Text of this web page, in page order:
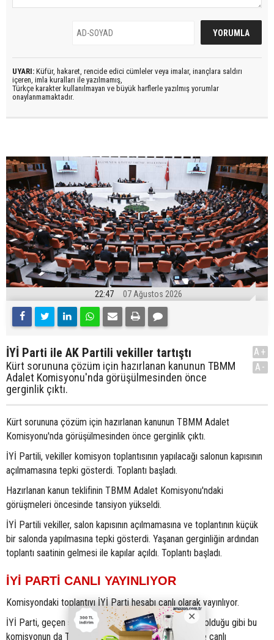
UYARI: Küfür, hakaret, rencide edici cümleler veya imalar, inançlara saldırı
içeren, imla kuralları ile yazılmamış,
Türkçe karakter kullanılmayan ve büyük harflerle yazılmış yorumlar
onaylanmamaktadır.
22:47 07 Ağustos 2026
İYİ Parti ile AK Partili vekiller tartıştı
Kürt sorununa çözüm için hazırlanan kanunun TBMM
Adalet Komisyonu'nda görüşülmesinden önce
gerginlik çıktı.
A+
A-
Kürt sorununa çözüm için hazırlanan kanunun TBMM Adalet
Komisyonu'nda görüşülmesinden önce gerginlik çıktı.
İYİ Partili, vekiller komisyon toplantısının yapılacağı salonun kapısının
açılmamasına tepki gösterdi. Toplantı başladı.
Hazırlanan kanun teklifinin TBMM Adalet Komisyonu'ndaki
görüşmeleri öncesinde tansiyon yükseldi.
İYİ Partili vekiller, salon kapısının açılmamasına ve toplantının küçük
bir salonda yapılmasına tepki gösterdi. Yaşanan gerginliğin ardından
toplantı saatinin gelmesi ile kapılar açıldı. Toplantı başladı.
İYİ PARTİ CANLI YAYINLIYOR
Komisyondaki toplantıyı İYİ Parti hesabı canlı olarak yayınlıyor.
İYİ Parti, geçen sene süreç için kurulan komisyonda olduğu gibi bu
komisyonun da TBMM Tören Salonu’nda yapılması ve canlı